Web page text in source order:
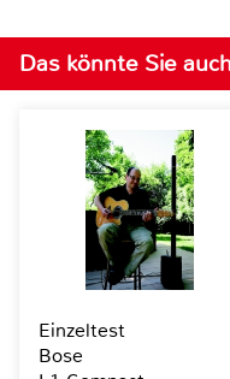
Das könnte Sie
Einzeltest
Bose